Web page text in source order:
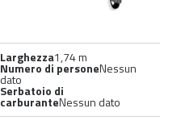
Larghezza1,74 m
Numero di personeNessun
dato
Serbatoio di
carburanteNessun dato